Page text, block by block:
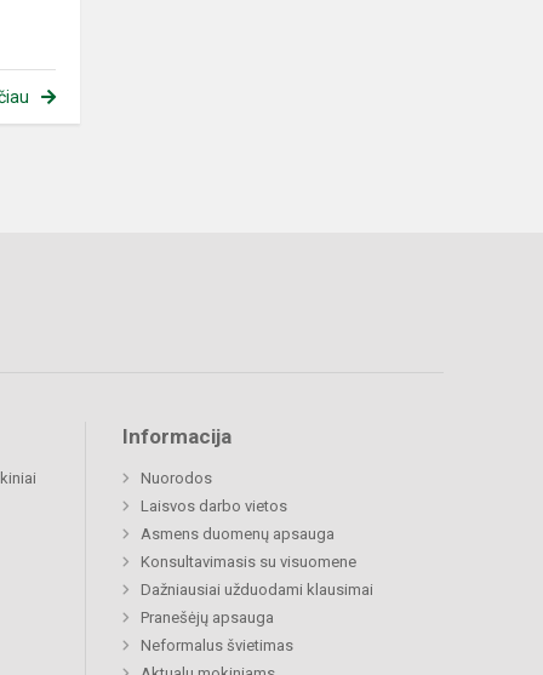
Informacija
Nuorodos
Laisvos darbo vietos
Asmens duomenų apsauga
Konsultavimasis su visuomene
Dažniausiai užduodami klausimai
Pranešėjų apsauga
Neformalus švietimas